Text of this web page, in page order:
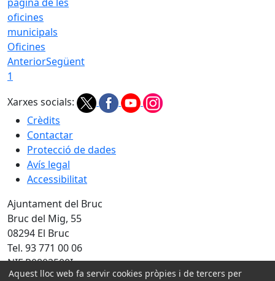
Oficines
AnteriorSegüent
1
Xarxes socials:
Crèdits
Contactar
Protecció de dades
Avís legal
Accessibilitat
Ajuntament del Bruc
Bruc del Mig, 55
08294 El Bruc
Tel. 93 771 00 06
NIF P0802500I
Aquest lloc web fa servir cookies pròpies i de tercers per